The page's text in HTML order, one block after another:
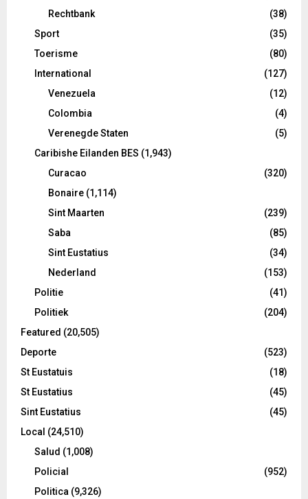
Rechtbank
(38)
Sport
(35)
Toerisme
(80)
International
(127)
Venezuela
(12)
Colombia
(4)
Verenegde Staten
(5)
Caribishe Eilanden BES (1,943)
Curacao
(320)
Bonaire (1,114)
Sint Maarten
(239)
Saba
(85)
Sint Eustatius
(34)
Nederland
(153)
Politie
(41)
Politiek
(204)
Featured (20,505)
Deporte
(523)
St Eustatuis
(18)
St Eustatius
(45)
Sint Eustatius
(45)
Local (24,510)
Salud (1,008)
Policial
(952)
Politica (9,326)